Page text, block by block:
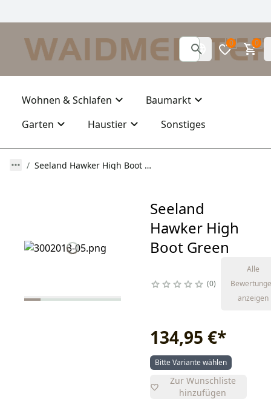
0 0
Wohnen & Schlafen
Baumarkt
Garten
Haustier Sonstiges
Seeland Hawker High Boot Green
Seeland
Hawker High
Boot Green
0
Alle
anzeigen
134,95 €*
Bitte Variante wählen
Zur Wunschliste
hinzufügen